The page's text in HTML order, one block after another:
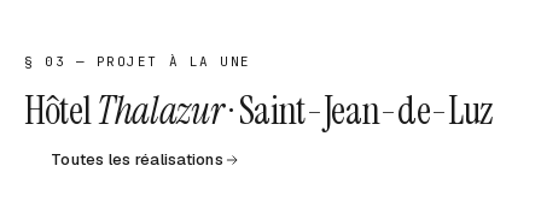
§ 03 — PROJET À LA UNE
HôtelThalazur· Saint-Jean-de-Luz
Toutes les réalisations